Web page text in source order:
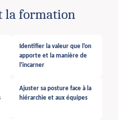
la formation
Identifier la valeur que l'on
apporte et la manière de
l'incarner
Ajuster sa posture face à la
hiérarchie et aux équipes